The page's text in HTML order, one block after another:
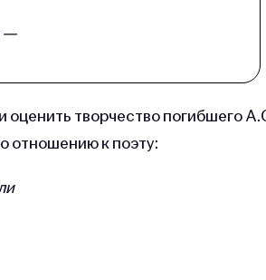
—
оценить творчество погибшего
отношению к поэту: